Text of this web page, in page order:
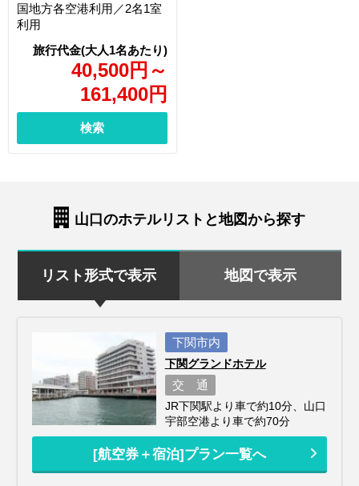
40,500円 ～
161,400円
国地方各空港利用／2名1室
利用
検索
山口のホテルリストと地図から探す
リスト形式で表示 地図で表示
下関市内
下関グランドホテル
交 通
JR下関駅より車で約10分、山口
宇部空港より車で約70分
[航空券＋宿泊]プラン一覧へ